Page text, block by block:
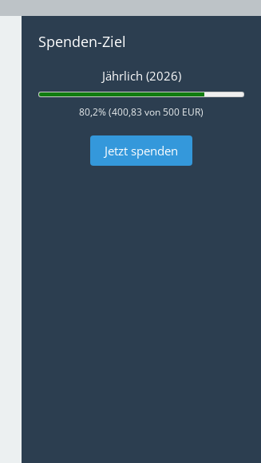
Spenden-Ziel
Jährlich (2026)
80,2% (400,83 von 500 EUR)
Jetzt spenden